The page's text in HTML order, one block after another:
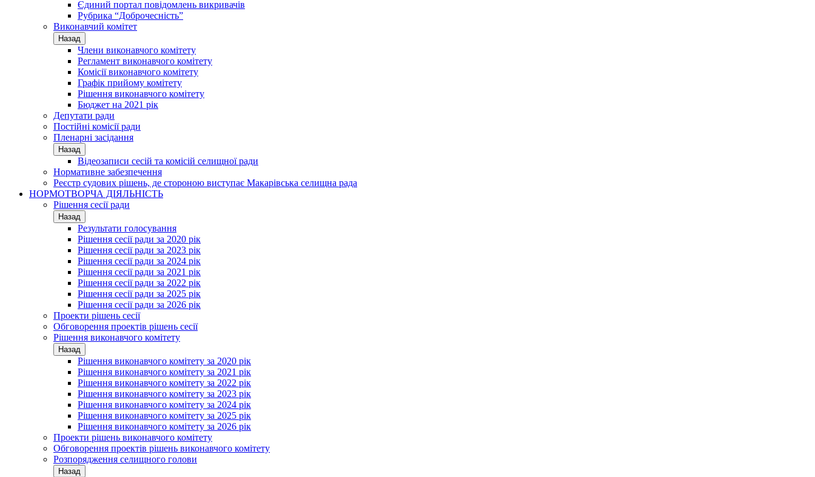
Єдиний портал повідомлень викривачів
Рубрика “Доброчесність”
Виконавчий комітет
Назад
Члени виконавчого комітету
Регламент виконавчого комітету
Комісії виконавчого комітету
Графік прийому комітету
Рішення виконавчого комітету
Бюджет на 2021 рік
Депутати ради
Постійні комісії ради
Пленарні засідання
Назад
Відеозаписи сесій та комісій селищної ради
Нормативне забезпечення
Реєстр судових рішень, де стороною виступає Макарівська селищна рада
НОРМОТВОРЧА ДІЯЛЬНІСТЬ
Рішення сесії ради
Назад
Результати голосування
Рішення сесії ради за 2020 рік
Рішення сесії ради за 2023 рік
Рішення сесії ради за 2024 рік
Рішення сесії ради за 2021 рік
Рішення сесії ради за 2022 рік
Рішення сесії ради за 2025 рік
Рішення сесії ради за 2026 рік
Проекти рішень сесії
Обговорення проектів рішень сесії
Рішення виконавчого комітету
Назад
Рішення виконавчого комітету за 2020 рік
Рішення виконавчого комітету за 2021 рік
Рішення виконавчого комітету за 2022 рік
Рішення виконавчого комітету за 2023 рік
Рішення виконавчого комітету за 2024 рік
Рішення виконавчого комітету за 2025 рік
Рішення виконавчого комітету за 2026 рік
Проекти рішень виконавчого комітету
Обговорення проектів рішень виконавчого комітету
Розпорядження селищного голови
Назад